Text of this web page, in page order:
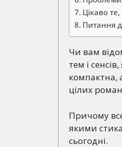
Цікаво
Питання
Чи вам
тем і
компактна,
цілих
Причому
якими
сьогодні.